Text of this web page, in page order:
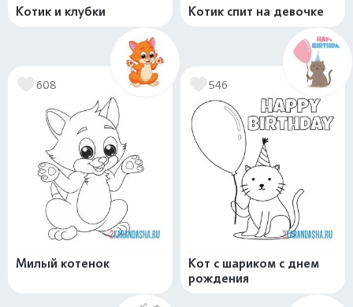
Котик и клубки Котик спит на девочке
608
Милый котенок
546
Кот с шариком с днем
рождения